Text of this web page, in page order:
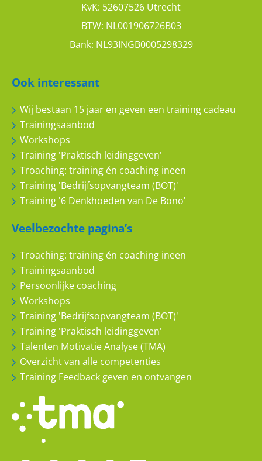
KvK: 52607526 Utrecht
BTW: NL001906726B03
Bank: NL93INGB0005298329
Ook interessant
Wij bestaan 15 jaar en geven een training cadeau
Trainingsaanbod
Workshops
Training 'Praktisch leidinggeven'
Troaching: training én coaching ineen
Training 'Bedrijfsopvangteam (BOT)'
Training '6 Denkhoeden van De Bono'
Veelbezochte pagina’s
Troaching: training én coaching ineen
Trainingsaanbod
Persoonlijke coaching
Workshops
Training 'Bedrijfsopvangteam (BOT)'
Training 'Praktisch leidinggeven'
Talenten Motivatie Analyse (TMA)
Overzicht van alle competenties
Training Feedback geven en ontvangen